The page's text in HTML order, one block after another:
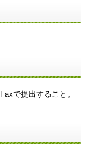
で提出すること。